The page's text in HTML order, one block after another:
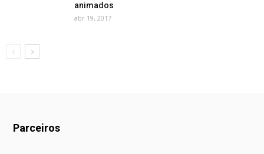
animados
abr 19, 2017
Parceiros